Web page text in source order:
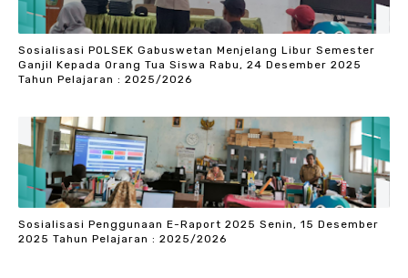
Sosialisasi POLSEK Gabuswetan Menjelang Libur Semester
Ganjil Kepada Orang Tua Siswa Rabu, 24 Desember 2025
Tahun Pelajaran : 2025/2026
Sosialisasi Penggunaan E-Raport 2025 Senin, 15 Desember
2025 Tahun Pelajaran : 2025/2026